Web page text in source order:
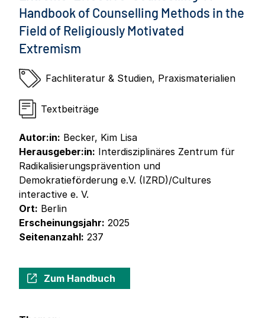
Handbook of Counselling Methods in the
Field of Religiously Motivated
Extremism
Fachliteratur & Studien, Praxismaterialien
Textbeiträge
Autor:in: Becker, Kim Lisa
Herausgeber:in: Interdisziplinäres Zentrum für
Radikalisierungsprävention und
Demokratieförderung e.V. (IZRD)/Cultures
interactive e. V.
Ort: Berlin
Erscheinungsjahr: 2025
Seitenanzahl: 237
Zum Handbuch